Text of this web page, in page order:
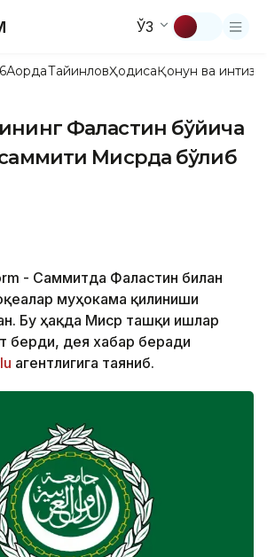
ЎЗ
АқордаТайинловҲодисаҚонун ва
Фаластин бўйича
саммити Мисрда бўлиб
- Саммитда Фаластин билан
муҳокама қилиниши
Бу ҳақда Миср ташқи ишлар
берди, дея хабар беради
агентлигига таяниб.